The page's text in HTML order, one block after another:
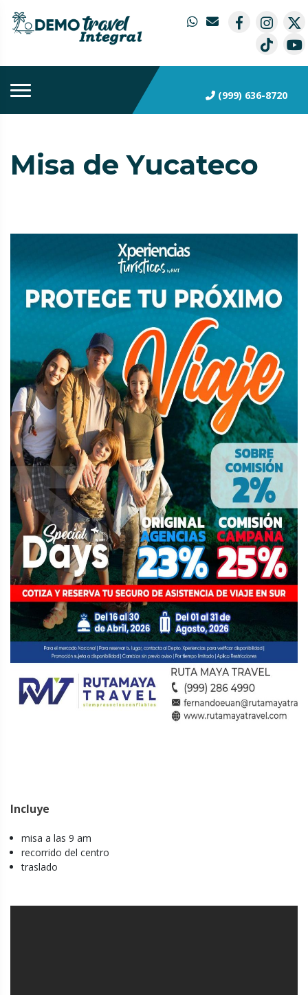
(999) 636-8720
Misa de Yucateco
Incluye
misa a las 9 am
recorrido del centro
traslado